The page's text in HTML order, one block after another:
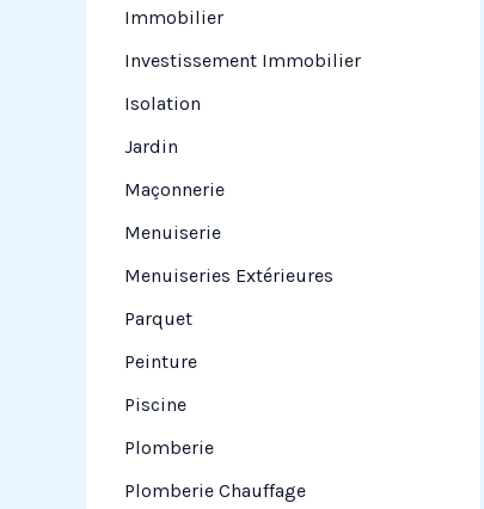
Immobilier
Investissement Immobilier
Isolation
Jardin
Maçonnerie
Menuiserie
Menuiseries Extérieures
Parquet
Peinture
Piscine
Plomberie
Plomberie Chauffage